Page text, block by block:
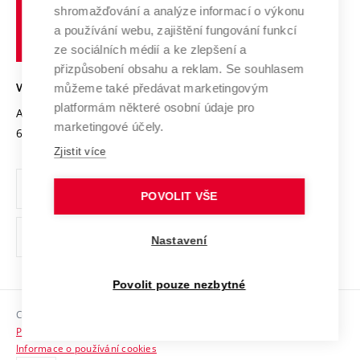
Transfer znalostí
Open Science
Projekty
Projekty ze strukturálních fondů
Specifický výzkum
Služby univerzity
Mezinárodní dohody
Univerzitní sítě
Udržitelná univerzita
Podnikavá univerzita / ContriBUTe
Bezpečná univerzita
Vyznamenání
Organizační struktura
Ochrana osobních údajů
odkaz)
Sociální bezpečí
HR Award
učení
technické
VYSOKÉ UČENÍ TECHNICKÉ V BRNĚ
Antonínská 548/1
602 00 Brno
www.vut.cz
vut@vutbr.cz
Copyright © 2026 VUT
Prohlášení o přístupnosti
Informace o používání cookies
shromažďování a analýze informací o výkonu
a používání webu, zajištění fungování funkcí
ze sociálních médií a ke zlepšení a
přizpůsobení obsahu a reklam. Se souhlasem
můžeme také předávat marketingovým
platformám některé osobní údaje pro
marketingové účely.
Zjistit více
POVOLIT VŠE
Nastavení
Povolit pouze nezbytné